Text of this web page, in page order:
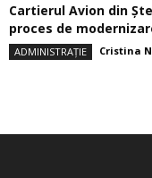
Cartierul Avion din
proces de
ADMINISTRAȚIE Cristina